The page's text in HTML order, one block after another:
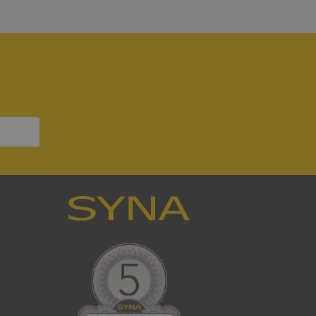
ställs av
MVC-teknik.
när
interaktion med
och utför
besökte